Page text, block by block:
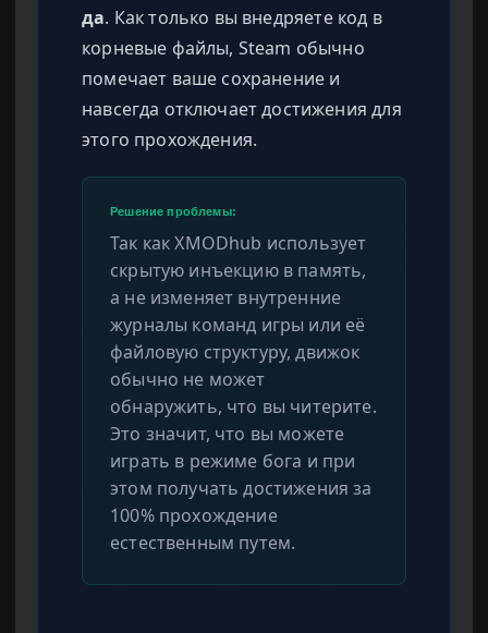
да. Как только вы внедряете код в
корневые файлы, Steam обычно
помечает ваше сохранение и
навсегда отключает достижения для
этого прохождения.
Решение проблемы:
Так как XMODhub использует
скрытую инъекцию в память,
а не изменяет внутренние
журналы команд игры или её
файловую структуру, движок
обычно не может
обнаружить, что вы читерите.
Это значит, что вы можете
играть в режиме бога и при
этом получать достижения за
100% прохождение
естественным путем.